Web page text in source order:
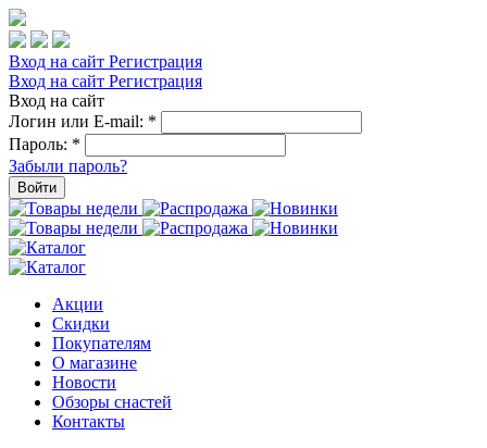
Вход на сайт Регистрация
Вход на сайт Регистрация
Вход на сайт
Логин или E-mail: *
Пароль: *
Забыли пароль?
Войти
Акции
Скидки
Покупателям
О магазине
Новости
Обзоры снастей
Контакты